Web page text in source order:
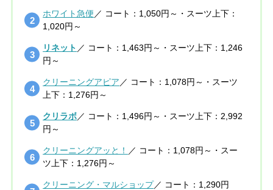
ホワイト急便 ／ コート：1,050円～・スーツ上下：
1,020円～
リネット ／ コート：1,463円～・スーツ上下：1,246
円～
クリーニングアピア ／ コート：1,078円～・スーツ
上下：1,276円～
クリラボ／ コート：1,496円～・スーツ上下：2,992
円～
クリーニングアッと！ ／ コート：1,078円～・スー
ツ上下：1,276円～
クリーニング・マルショップ／ コート：1,290円